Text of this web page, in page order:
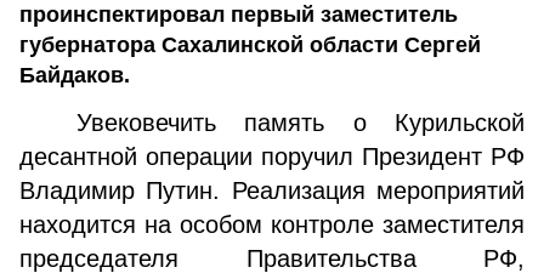
проинспектировал первый заместитель
губернатора Сахалинской области Сергей
Байдаков.
Увековечить память о Курильской
десантной операции поручил Президент РФ
Владимир Путин. Реализация мероприятий
находится на особом контроле заместителя
председателя Правительства РФ,